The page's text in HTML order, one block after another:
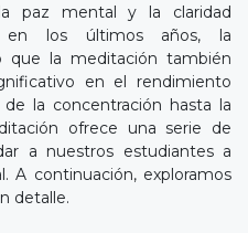
paz mental y la claridad
en los últimos años, la
que la meditación también
en el rendimiento
la concentración hasta la
ofrece una serie de
a nuestros estudiantes a
A continuación, exploramos
detalle.